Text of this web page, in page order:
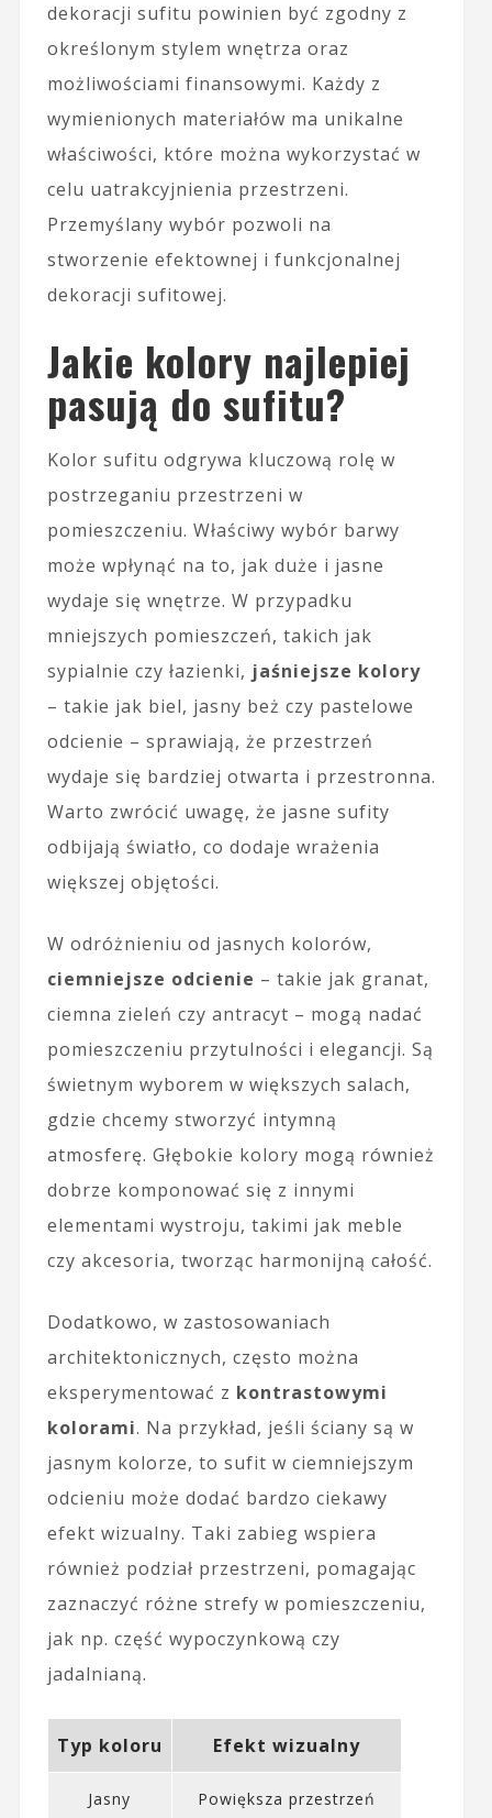
dekoracji sufitu powinien być zgodny z
określonym stylem wnętrza oraz
możliwościami finansowymi. Każdy z
wymienionych materiałów ma unikalne
właściwości, które można wykorzystać w
celu uatrakcyjnienia przestrzeni.
Przemyślany wybór pozwoli na
stworzenie efektownej i funkcjonalnej
dekoracji sufitowej.
Jakie kolory najlepiej
pasują do sufitu?
Kolor sufitu odgrywa kluczową rolę w
postrzeganiu przestrzeni w
pomieszczeniu. Właściwy wybór barwy
może wpłynąć na to, jak duże i jasne
wydaje się wnętrze. W przypadku
mniejszych pomieszczeń, takich jak
sypialnie czy łazienki, jaśniejsze kolory
– takie jak biel, jasny beż czy pastelowe
odcienie – sprawiają, że przestrzeń
wydaje się bardziej otwarta i przestronna.
Warto zwrócić uwagę, że jasne sufity
odbijają światło, co dodaje wrażenia
większej objętości.
W odróżnieniu od jasnych kolorów,
ciemniejsze odcienie – takie jak granat,
ciemna zieleń czy antracyt – mogą nadać
pomieszczeniu przytulności i elegancji. Są
świetnym wyborem w większych salach,
gdzie chcemy stworzyć intymną
atmosferę. Głębokie kolory mogą również
dobrze komponować się z innymi
elementami wystroju, takimi jak meble
czy akcesoria, tworząc harmonijną całość.
Dodatkowo, w zastosowaniach
architektonicznych, często można
eksperymentować z kontrastowymi
kolorami. Na przykład, jeśli ściany są w
jasnym kolorze, to sufit w ciemniejszym
odcieniu może dodać bardzo ciekawy
efekt wizualny. Taki zabieg wspiera
również podział przestrzeni, pomagając
zaznaczyć różne strefy w pomieszczeniu,
jak np. część wypoczynkową czy
jadalnianą.
Typ koloru Efekt wizualny
Jasny Powiększa przestrzeń